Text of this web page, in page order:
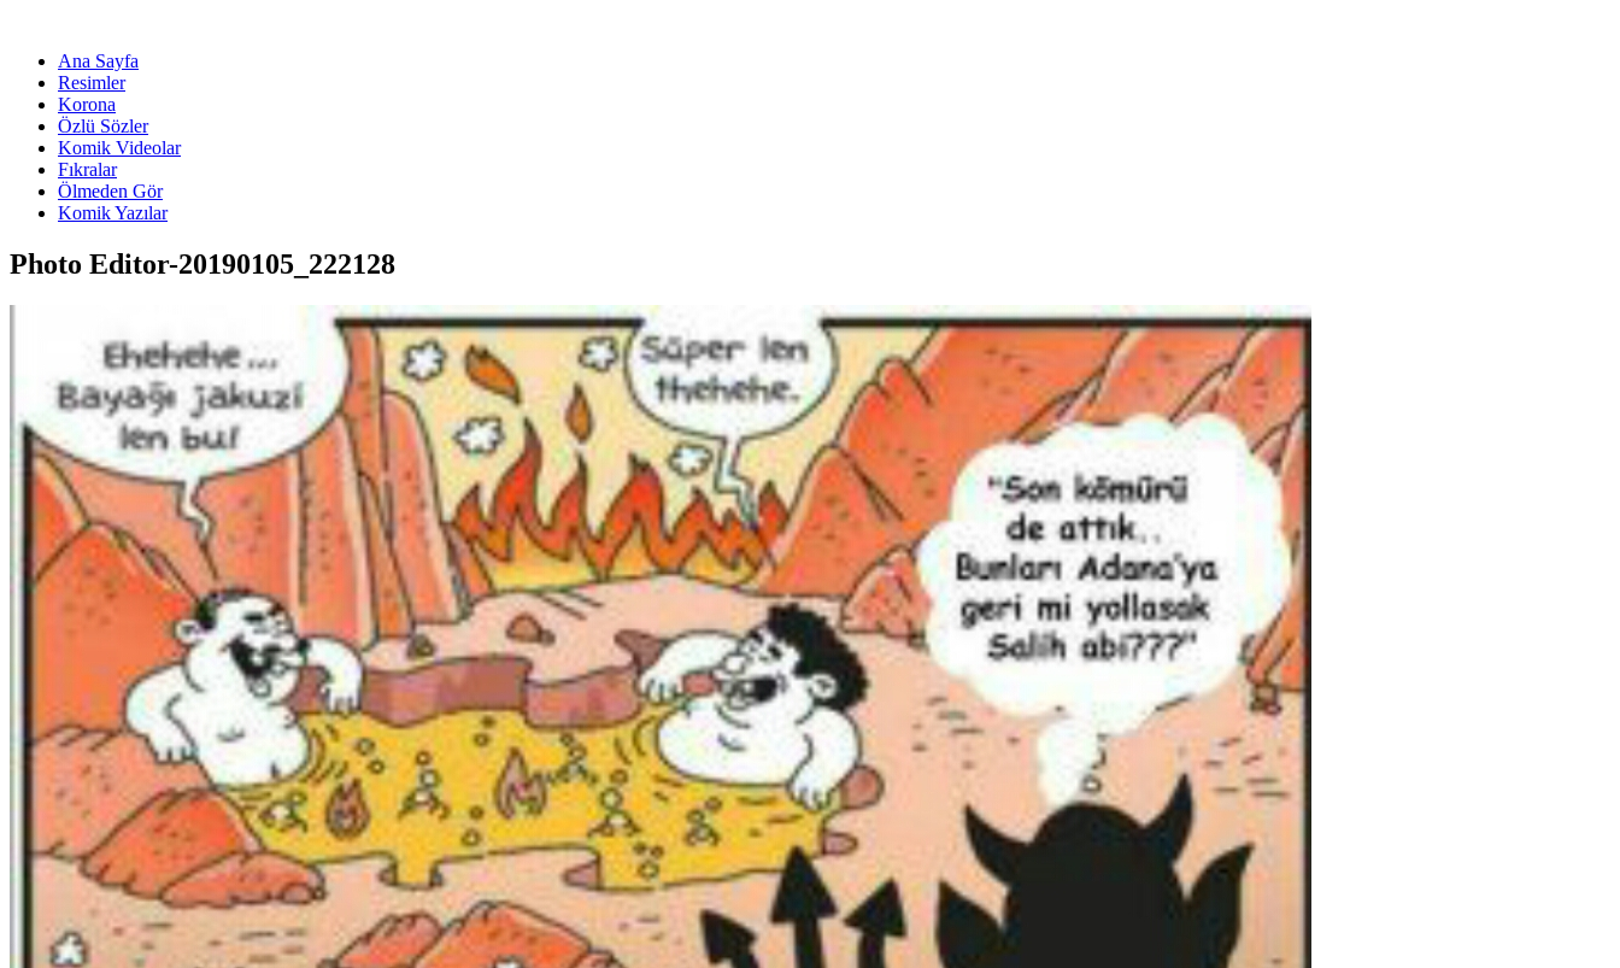
Ana Sayfa
Resimler
Korona
Özlü Sözler
Komik Videolar
Fıkralar
Ölmeden Gör
Komik Yazılar
Photo Editor-20190105_222128